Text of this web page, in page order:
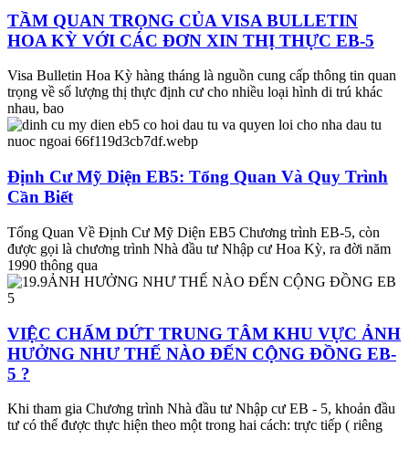
TẦM QUAN TRỌNG CỦA VISA BULLETIN
HOA KỲ VỚI CÁC ĐƠN XIN THỊ THỰC EB-5
Visa Bulletin Hoa Kỳ hàng tháng là nguồn cung cấp thông tin quan
trọng về số lượng thị thực định cư cho nhiều loại hình di trú khác
nhau, bao
Định Cư Mỹ Diện EB5: Tổng Quan Và Quy Trình
Cần Biết
Tổng Quan Về Định Cư Mỹ Diện EB5 Chương trình EB-5, còn
được gọi là chương trình Nhà đầu tư Nhập cư Hoa Kỳ, ra đời năm
1990 thông qua
VIỆC CHẤM DỨT TRUNG TÂM KHU VỰC ẢNH
HƯỞNG NHƯ THẾ NÀO ĐẾN CỘNG ĐỒNG EB-
5 ?
Khi tham gia Chương trình Nhà đầu tư Nhập cư EB - 5, khoản đầu
tư có thể được thực hiện theo một trong hai cách: trực tiếp ( riêng